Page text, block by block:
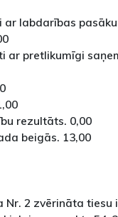
labdarības
ar pretlikumīgi
rezultāts. 0,00
beigās. 13,00
Nr. 2 zvērināta tiesu